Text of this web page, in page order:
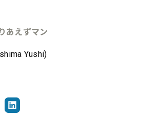
あえずマン
Yushi)